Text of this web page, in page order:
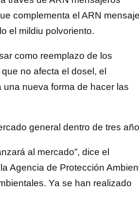
complementa el ARN
el mildiu polvoriento.
como reemplazo de los
no afecta el dosel, el
nueva forma de hacer las
general dentro de tres
al mercado”, dice el
Agencia de Protección
Ya se han realizado